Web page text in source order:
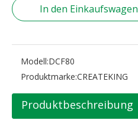
In den Einkaufswagen
Modell:DCF80
Produktmarke:CREATEKING
Produktbeschreibung